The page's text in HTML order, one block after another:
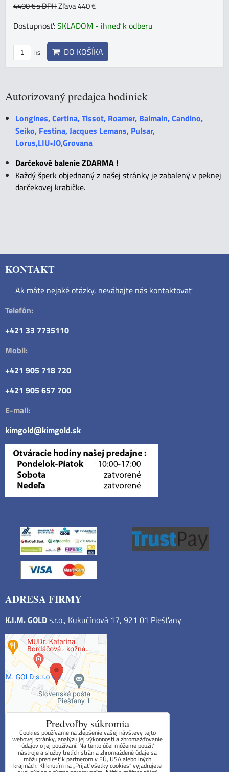
4400 €s DPHZľava 440 €
Dostupnosť:SKLADOM - ihneď k odberu
ks DO KOŠÍKA
Autorizovaný predajca hodiniek
Longines, Certina, Tissot, Roamer, Balmain, Candino,
Seiko, Festina, Jacques Lemans, Pulsar,
Lorus,LIU•JO,Grovana
Darčekové balenie ZDARMA !
Každý šperk objednaný z našej stránky je zabalený v peknej
darčekovej krabičke.
KONTAKT
Ak máte nejaké otázky, neváhajte nás kontaktovať
Telefón:
+421 33 7735110
Mobil:
+421 905 718 720
+421 905 657 700
E-mail:
kimgold@kimgold.sk
ADRESA FIRMY
K.I.M. GOLDs.r.o., Kukučínová 17, 921 01 Piešťany
Obchodné podmienky
Predvoľby súkromia
Cookies používame na zlepšenie vašej návštevy tejto
webovej stránky, analýzu jej výkonnosti a zhromažďovanie
údajov o jej používaní. Na tento účel môžeme použiť
nástroje a služby tretích strán a zhromaždené údaje sa
môžu preniesť k partnerom v EÚ, USA alebo iných
krajinách. Kliknutím na „Prijať všetky cookies“ vyjadrujete